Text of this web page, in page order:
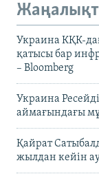
Украина КҚК-
қатысы бар
– Bloomberg
Украина
аймағындағы
Қайрат
жылдан кейін